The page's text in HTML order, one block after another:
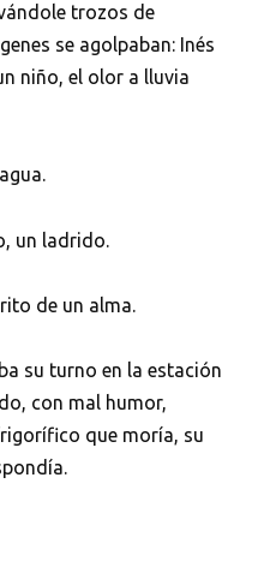
trozos de
se agolpaban: Inés
niño, el olor a lluvia
un ladrido.
de un alma.
su turno en la estación
con mal humor,
que moría, su